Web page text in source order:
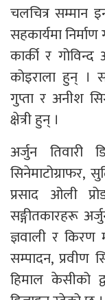
चलचित्र सम्मान
सहकार्यमा
कार्की र गोविन्द
कोइराला हुन् ।
गुप्ता र अनीश
क्षेत्री हुन् ।
अर्जुन तिवारी
प्रसाद ओली
सङ्गीतकारहरू
ज्ञवाली र
सम्पादन, प्रवीण
हिमाल केसीको